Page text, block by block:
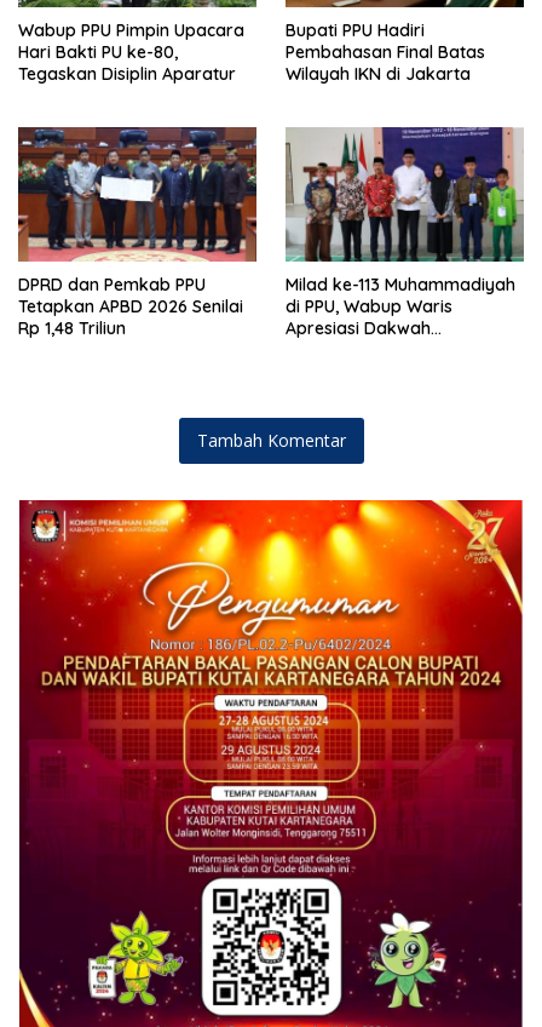
Wabup PPU Pimpin Upacara
Hari Bakti PU ke-80,
Tegaskan Disiplin Aparatur
Bupati PPU Hadiri
Pembahasan Final Batas
Wilayah IKN di Jakarta
DPRD dan Pemkab PPU
Tetapkan APBD 2026 Senilai
Rp 1,48 Triliun
Milad ke-113 Muhammadiyah
di PPU, Wabup Waris
Apresiasi Dakwah
Tambah Komentar